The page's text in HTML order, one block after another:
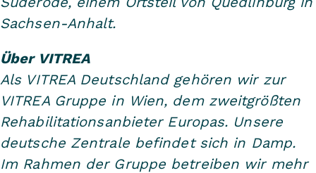
Sachsen-Anhalt.
Über VITREA
Als VITREA Deutschland gehören wir zur
VITREA Gruppe in Wien, dem zweitgrößten
Rehabilitationsanbieter Europas. Unsere
deutsche Zentrale befindet sich in Damp.
Im Rahmen der Gruppe betreiben wir mehr